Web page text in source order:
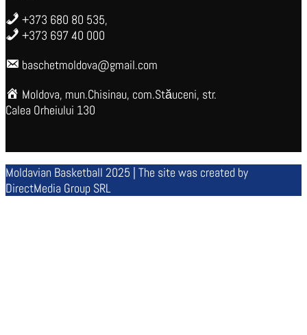
+373 680 80 535,
+373 697 40 000
baschetmoldova@gmail.com
Moldova, mun.Chisinau, com.Stăuceni, str.
Calea Orheiului 130
Moldavian Basketball 2025 | The site was created by
DirectMedia Group SRL